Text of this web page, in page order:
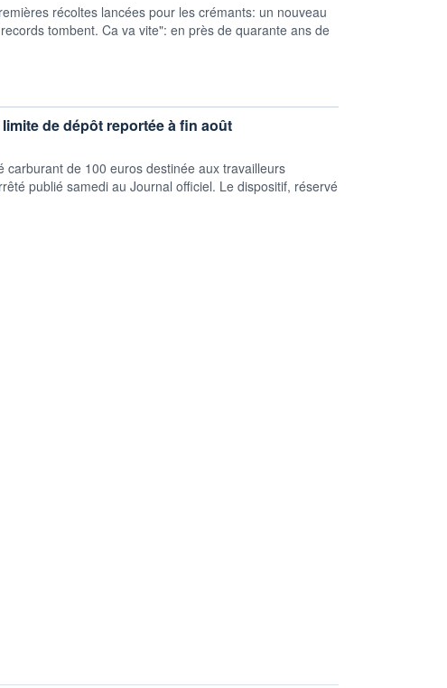
récoltes lancées pour les crémants: un nouveau
tombent. Ca va vite": en près de quarante ans de
de dépôt reportée à fin août
de 100 euros destinée aux travailleurs
publié samedi au Journal officiel. Le dispositif, réservé